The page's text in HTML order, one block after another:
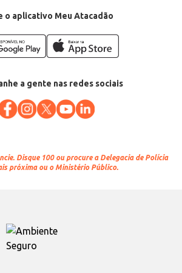
o aplicativo Meu Atacadão
a gente nas redes sociais
Disque 100 ou procure a Delegacia de Polícia
próxima ou o Ministério Público.